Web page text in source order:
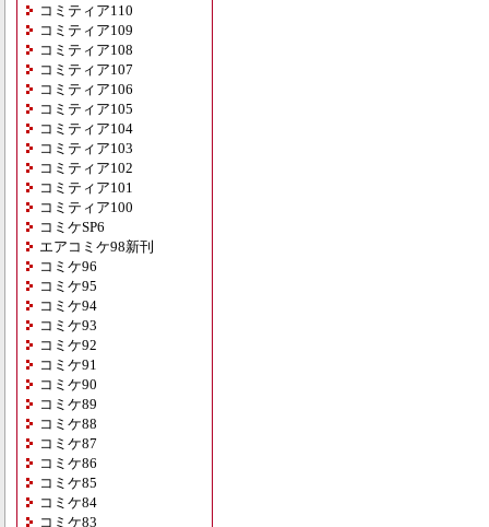
コミティア110
コミティア109
コミティア108
コミティア107
コミティア106
コミティア105
コミティア104
コミティア103
コミティア102
コミティア101
コミティア100
コミケSP6
エアコミケ98新刊
コミケ96
コミケ95
コミケ94
コミケ93
コミケ92
コミケ91
コミケ90
コミケ89
コミケ88
コミケ87
コミケ86
コミケ85
コミケ84
コミケ83